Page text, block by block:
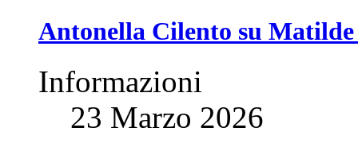
Antonella Cilento su
Informazioni
23 Marzo 2026